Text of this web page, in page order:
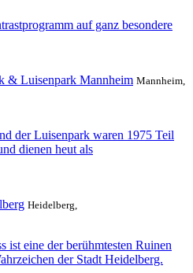
auf ganz besondere
& Luisenpark Mannheim Mannheim,
der Luisenpark waren 1975 Teil
dienen heut als
Heidelberg,
ist eine der berühmtesten Ruinen
der Stadt Heidelberg.